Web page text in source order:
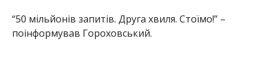
“50 мільйонів запитів. Друга хвиля. Стоїмо!” –
поінформував Гороховський.